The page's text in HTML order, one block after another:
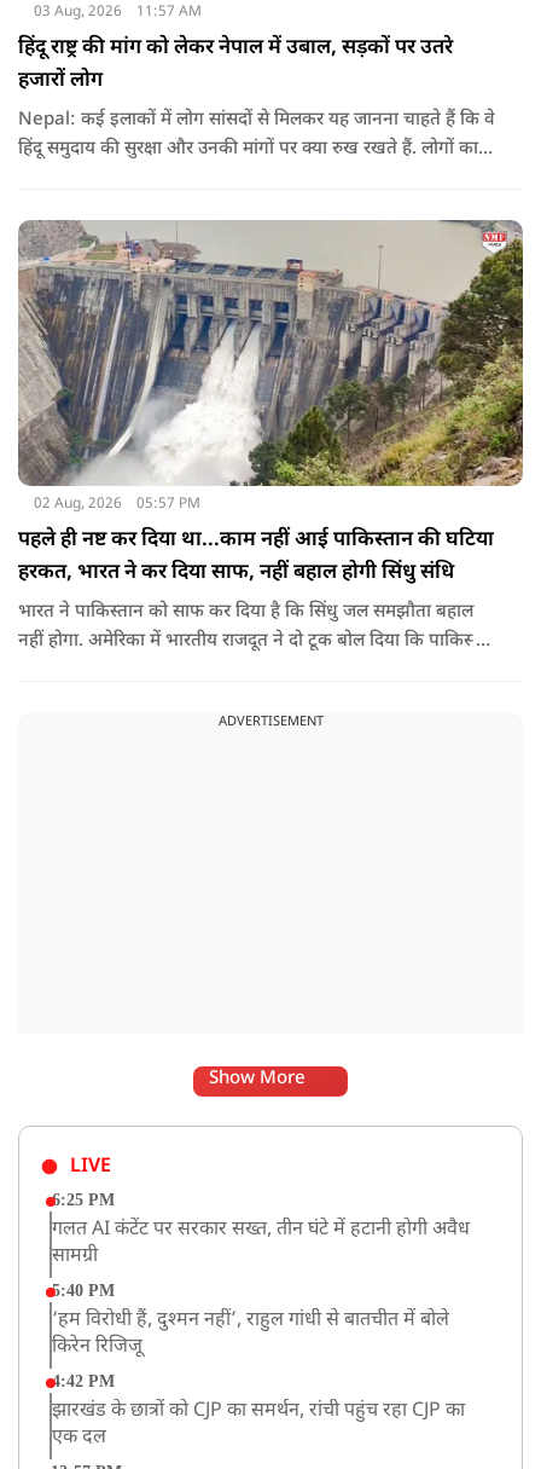
03 Aug, 2026 11:57 AM
हिंदू राष्ट्र की मांग को लेकर नेपाल में उबाल, सड़कों पर उतरे
हजारों लोग
Nepal: कई इलाकों में लोग सांसदों से मिलकर यह जानना चाहते हैं कि वे
हिंदू समुदाय की सुरक्षा और उनकी मांगों पर क्या रुख रखते हैं. लोगों का
बात रखें और संसद में भी उनकी आवाज उठाएं.
02 Aug, 2026 05:57 PM
पहले ही नष्ट कर दिया था...काम नहीं आई पाकिस्तान की घटिया
हरकत, भारत ने कर दिया साफ, नहीं बहाल होगी सिंधु संधि
भारत ने पाकिस्तान को साफ कर दिया है कि सिंधु जल समझौता बहाल
नहीं होगा. अमेरिका में भारतीय राजदूत ने दो टूक बोल दिया कि पाकिस्तान
ADVERTISEMENT
Show More
LIVE
6:25 PM
गलत AI कंटेंट पर सरकार सख्त, तीन घंटे में हटानी होगी अवैध
सामग्री
5:40 PM
‘हम विरोधी हैं, दुश्मन नहीं’, राहुल गांधी से बातचीत में बोले
किरेन रिजिजू
4:42 PM
झारखंड के छात्रों को CJP का समर्थन, रांची पहुंच रहा CJP का
एक दल